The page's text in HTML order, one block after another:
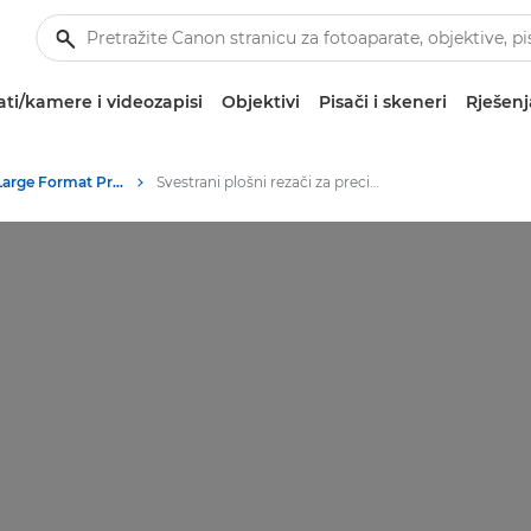
kamere i videozapisi Objektivi Pisači i skeneri
High-Quality Large Format Printers for CAD/GIS and Stunning Graphics Svestrani plošni rezači za preciznu grafiku